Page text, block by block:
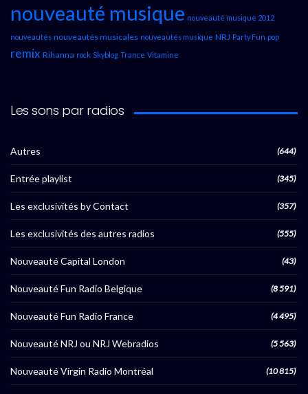
nouveauté musique nouveauté musique 2012
nouveautés nouveautés musicales nouveautés musique NRJ Party Fun pop
remix Rihanna rock Skyblog Trance Vitamine
Les sons par radios
Autres (644)
Entrée playlist (345)
Les exclusivités by Contact (357)
Les exclusivités des autres radios (555)
Nouveauté Capital London (43)
Nouveauté Fun Radio Belgique (8 591)
Nouveauté Fun Radio France (4 495)
Nouveauté NRJ ou NRJ Webradios (5 563)
Nouveauté Virgin Radio Montréal (10 815)